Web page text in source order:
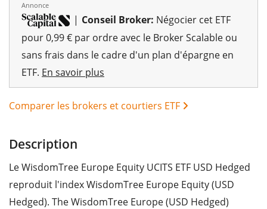
Annonce
| Conseil Broker: Négocier cet ETF
pour 0,99 € par ordre avec le Broker Scalable ou
sans frais dans le cadre d'un plan d'épargne en
ETF. En savoir plus
Comparer les brokers et courtiers ETF
Description
Le WisdomTree Europe Equity UCITS ETF USD Hedged
reproduit l'index WisdomTree Europe Equity (USD
Hedged). The WisdomTree Europe (USD Hedged)